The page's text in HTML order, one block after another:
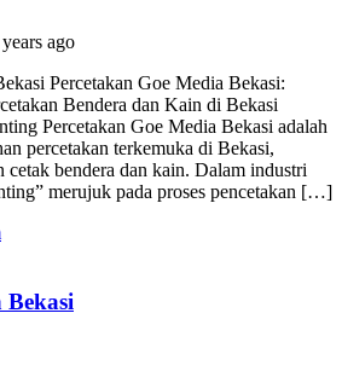
ago
Percetakan Goe Media Bekasi:
Bendera dan Kain di Bekasi
Percetakan Goe Media Bekasi adalah
percetakan terkemuka di Bekasi,
cetak bendera dan kain. Dalam industri
merujuk pada proses pencetakan […]